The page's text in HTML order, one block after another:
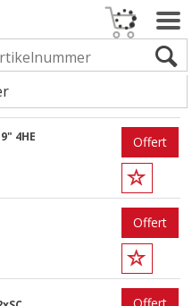
4HE
Offert
Offert